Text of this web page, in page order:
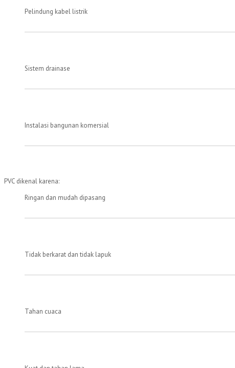
Pelindung kabel listrik
Sistem drainase
Instalasi bangunan komersial
PVC dikenal karena:
Ringan dan mudah dipasang
Tidak berkarat dan tidak lapuk
Tahan cuaca